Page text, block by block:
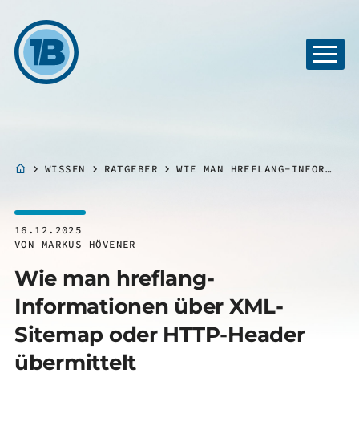
WISSEN RATGEBER WIE MAN HREFLANG-INFORMATIONEN ÜBER XML-SITEMAP ODER HTTP-HEADER ÜBERMITTELT
16.12.2025
VON MARKUS HÖVENER
Wie man hreflang-
Informationen über XML-
Sitemap oder HTTP-Header
übermittelt